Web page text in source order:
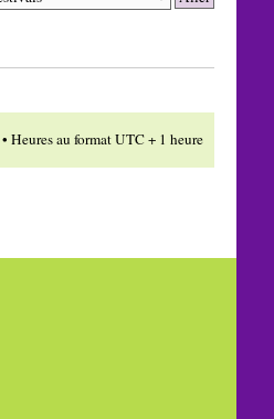
• Heures au format UTC + 1 heure